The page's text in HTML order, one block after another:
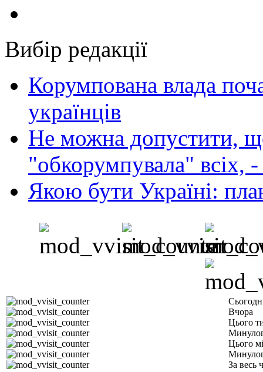
Вибір редакції
Корумпована влада
українців
Не можна допустити,
"обкорумпувала" всіх,
Якою бути Україні:
Вчора
Цього
Цього
За весь